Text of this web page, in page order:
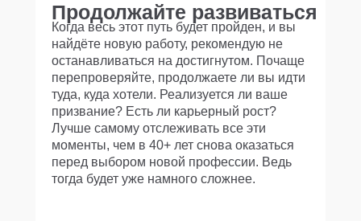
Когда весь этот путь будет пройден, и вы
найдёте новую работу, рекомендую не
останавливаться на достигнутом. Почаще
перепроверяйте, продолжаете ли вы идти
туда, куда хотели. Реализуется ли ваше
призвание? Есть ли карьерный рост?
Лучше самому отслеживать все эти
моменты, чем в 40+ лет снова оказаться
перед выбором новой профессии. Ведь
тогда будет уже намного сложнее.
Продолжайте развиваться